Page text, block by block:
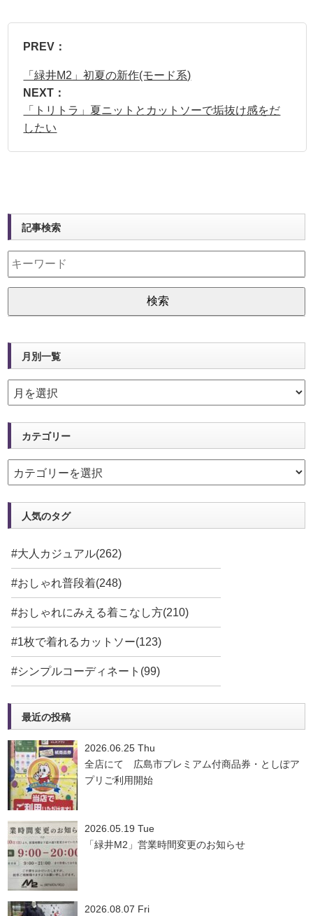
PREV：
「緑井M2」初夏の新作(モード系)
NEXT：
「トリトラ」夏ニットとカットソーで垢抜け感をだ
したい
記事検索
月別一覧
カテゴリー
人気のタグ
#大人カジュアル(262)
#おしゃれ普段着(248)
#おしゃれにみえる着こなし方(210)
#1枚で着れるカットソー(123)
#シンプルコーディネート(99)
最近の投稿
2026.06.25 Thu
全店にて 広島市プレミアム付商品券・としぽア
プリご利用開始
2026.05.19 Tue
「緑井M2」営業時間変更のお知らせ
2026.08.07 Fri